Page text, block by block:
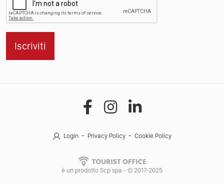
Iscriviti
Login Privacy Policy Cookie Policy
è un prodotto Scp spa - © 2017-2025